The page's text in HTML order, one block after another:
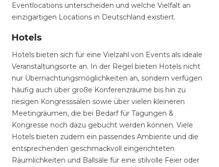
Eventlocations unterscheiden und welche Vielfalt an
einzigartigen Locations in Deutschland existiert.
Hotels
Hotels bieten sich für eine Vielzahl von Events als ideale
Veranstaltungsorte an. In der Regel bieten Hotels nicht
nur Übernachtungsmöglichkeiten an, sondern verfügen
häufig auch über große Konferenzräume bis hin zu
riesigen Kongresssälen sowie über vielen kleineren
Meetingräumen, die bei Bedarf für Tagungen &
Kongresse noch dazu gebucht werden können. Viele
Hotels bieten zudem ein passendes Ambiente und die
entsprechenden geschmackvoll eingerichteten
Räumlichkeiten und Ballsäle für eine stilvolle Feier oder